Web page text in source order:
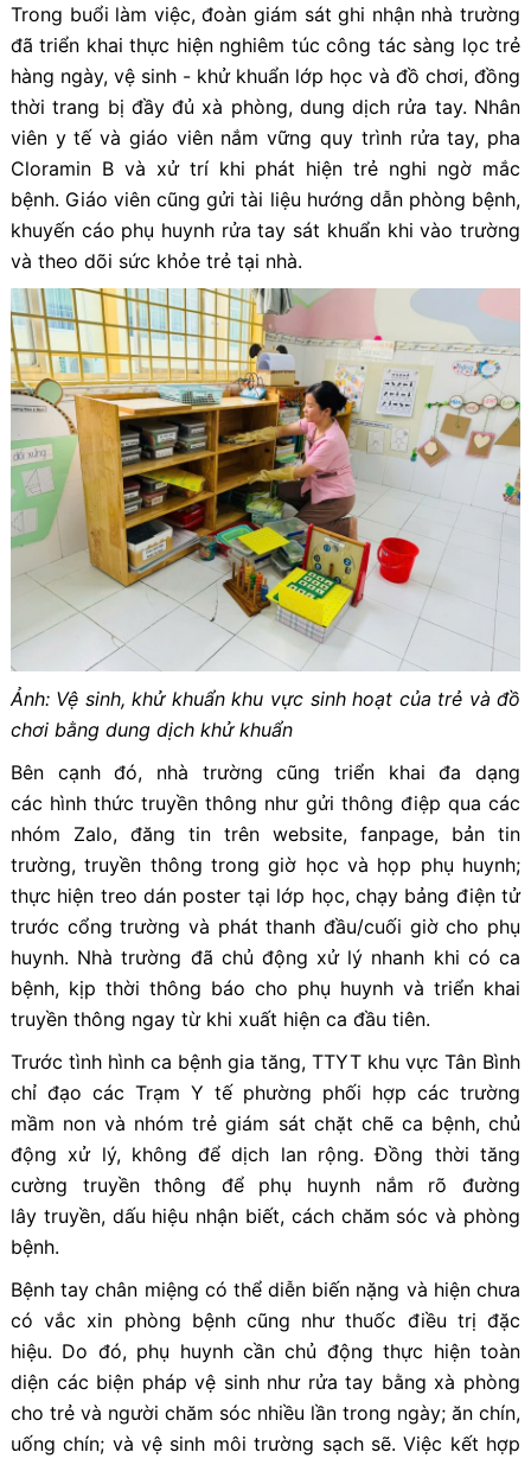
Trong buổi làm việc, đoàn giám sát ghi nhận nhà trường
đã triển khai thực hiện nghiêm túc công tác sàng lọc trẻ
hàng ngày, vệ sinh - khử khuẩn lớp học và đồ chơi, đồng
thời trang bị đầy đủ xà phòng, dung dịch rửa tay. Nhân
viên y tế và giáo viên nắm vững quy trình rửa tay, pha
Cloramin B và xử trí khi phát hiện trẻ nghi ngờ mắc
bệnh. Giáo viên cũng gửi tài liệu hướng dẫn phòng bệnh,
khuyến cáo phụ huynh rửa tay sát khuẩn khi vào trường
và theo dõi sức khỏe trẻ tại nhà.
Ảnh: Vệ sinh, khử khuẩn khu vực sinh hoạt của trẻ và đồ
chơi bằng dung dịch khử khuẩn
Bên cạnh đó, nhà trường cũng triển khai đa dạng
các hình thức truyền thông như gửi thông điệp qua các
nhóm Zalo, đăng tin trên website, fanpage, bản tin
trường, truyền thông trong giờ học và họp phụ huynh;
thực hiện treo dán poster tại lớp học, chạy bảng điện tử
trước cổng trường và phát thanh đầu/cuối giờ cho phụ
huynh. Nhà trường đã chủ động xử lý nhanh khi có ca
bệnh, kịp thời thông báo cho phụ huynh và triển khai
truyền thông ngay từ khi xuất hiện ca đầu tiên.
Trước tình hình ca bệnh gia tăng, TTYT khu vực Tân Bình
chỉ đạo các Trạm Y tế phường phối hợp các trường
mầm non và nhóm trẻ giám sát chặt chẽ ca bệnh, chủ
động xử lý, không để dịch lan rộng. Đồng thời tăng
cường truyền thông để phụ huynh nắm rõ đường
lây truyền, dấu hiệu nhận biết, cách chăm sóc và phòng
bệnh.
Bệnh tay chân miệng có thể diễn biến nặng và hiện chưa
có vắc xin phòng bệnh cũng như thuốc điều trị đặc
hiệu. Do đó, phụ huynh cần chủ động thực hiện toàn
diện các biện pháp vệ sinh như rửa tay bằng xà phòng
cho trẻ và người chăm sóc nhiều lần trong ngày; ăn chín,
uống chín; và vệ sinh môi trường sạch sẽ. Việc kết hợp